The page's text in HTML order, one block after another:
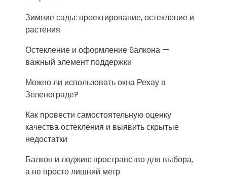
Зимние сады: проектирование, остекление и
растения
Остекление и оформление балкона —
важный элемент поддержки
Можно ли использовать окна Рехау в
Зеленограде?
Как провести самостоятельную оценку
качества остекления и выявить скрытые
недостатки
Балкон и лоджия: пространство для выбора,
а не просто лишний метр